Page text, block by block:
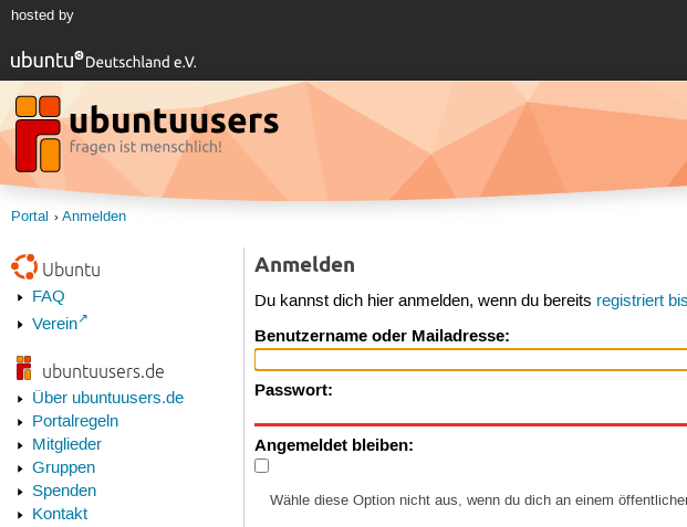
hosted by
Portal Anmelden
Ubuntu
FAQ
Verein
ubuntuusers.de
Über ubuntuusers.de
Portalregeln
Mitglieder
Gruppen
Spenden
Kontakt
Anmelden
Du kannst dich hier anmelden, wenn du bereits registriert
Benutzername oder Mailadresse:
Passwort:
Angemeldet bleiben:
Wähle diese Option nicht aus, wenn du dich an einem